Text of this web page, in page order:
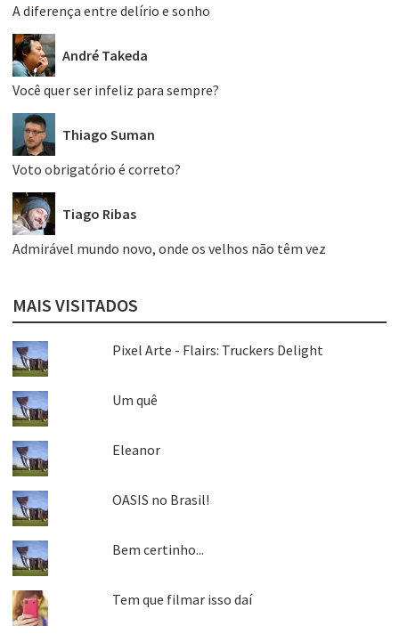
A diferença entre delírio e sonho
André Takeda
Você quer ser infeliz para sempre?
Thiago Suman
Voto obrigatório é correto?
Tiago Ribas
Admirável mundo novo, onde os velhos não têm vez
MAIS VISITADOS
Pixel Arte - Flairs: Truckers Delight
Um quê
Eleanor
OASIS no Brasil!
Bem certinho...
Tem que filmar isso daí